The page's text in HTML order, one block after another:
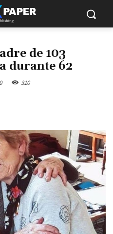
de 103
durante 62
0 310